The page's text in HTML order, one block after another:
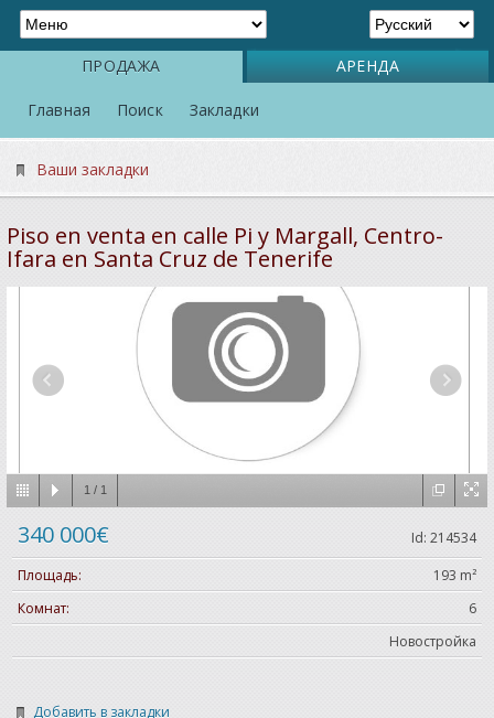
ПРОДАЖА АРЕНДА
Главная Поиск Закладки
Ваши закладки
Piso en venta en calle Pi y Margall, Centro-
Ifara en Santa Cruz de Tenerife
1 / 1
Id: 214534
340 000€
Площадь:
193 m²
Комнат:
6
Новостройка
Добавить в закладки